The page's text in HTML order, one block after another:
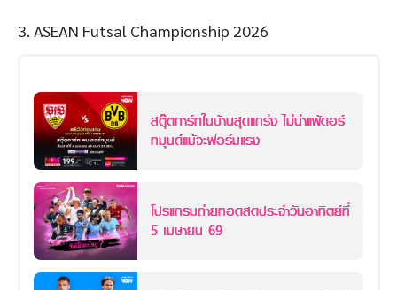
3. ASEAN Futsal Championship 2026
สตุ๊ตการ์ทในบ้านสุดแกร่ง ไม่น่าแพ้ดอร์
ทมุนด์แม้จะฟอร์มแรง
โปรแกรมถ่ายทอดสดประจำวันอาทิตย์ที่
5 เมษายน 69